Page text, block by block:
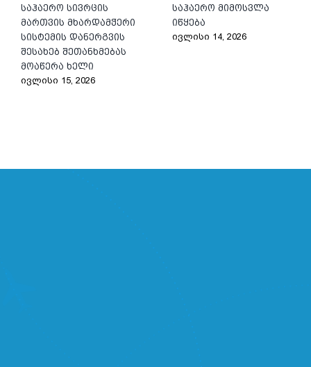
საჰაერო სივრცის
მართვის მხარდამჭერი
სისტემის დანერგვის
შესახებ შეთანხმებას
მოაწერა ხელი
ივლისი 15, 2026
საჰაერო მიმოსვლა
იწყება
ივლისი 14, 2026